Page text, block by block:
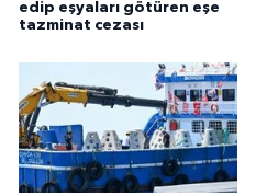
edip eşyaları götüren eşe
tazminat cezası